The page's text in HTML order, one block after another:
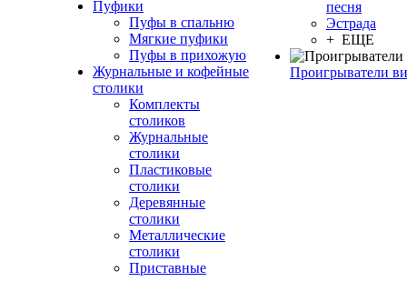
Пуфики
Пуфы в спальню
Мягкие пуфики
Пуфы в прихожую
Журнальные и кофейные
столики
Комплекты
столиков
Журнальные
столики
Пластиковые
столики
Деревянные
столики
Металлические
столики
Приставные
песня
Эстрада
+ ЕЩЕ
Проигрыватели